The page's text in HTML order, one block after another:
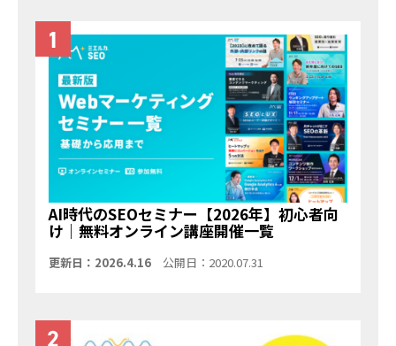
AI時代のSEOセミナー【2026年】初心者向
け｜無料オンライン講座開催一覧
更新日：2026.4.16 公開日：2020.07.31